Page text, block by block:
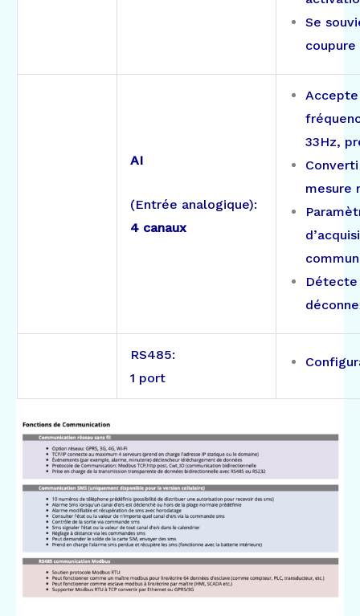
Se
AI
(Entrée analogique):
4 canaux
33Hz,
mesure
Détecte
RS485:
1 port